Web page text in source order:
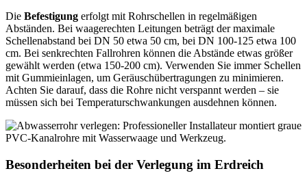
Die Befestigung erfolgt mit Rohrschellen in regelmäßigen
Abständen. Bei waagerechten Leitungen beträgt der maximale
Schellenabstand bei DN 50 etwa 50 cm, bei DN 100-125 etwa 100
cm. Bei senkrechten Fallrohren können die Abstände etwas größer
gewählt werden (etwa 150-200 cm). Verwenden Sie immer Schellen
mit Gummieinlagen, um Geräuschübertragungen zu minimieren.
Achten Sie darauf, dass die Rohre nicht verspannt werden – sie
müssen sich bei Temperaturschwankungen ausdehnen können.
Besonderheiten bei der Verlegung im Erdreich